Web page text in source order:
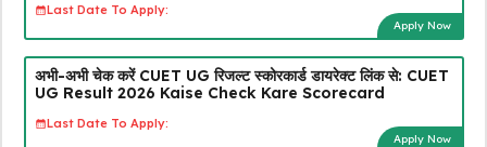
Last Date To Apply:
Apply Now
अभी-अभी चेक करें CUET UG रिजल्ट स्कोरकार्ड डायरेक्ट लिंक से: CUET
UG Result 2026 Kaise Check Kare Scorecard
Last Date To Apply:
Apply Now